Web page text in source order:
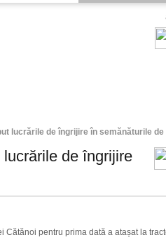
lucrările de îngrijire în semănăturile
de îngrijire
pentru prima dată a atașat la